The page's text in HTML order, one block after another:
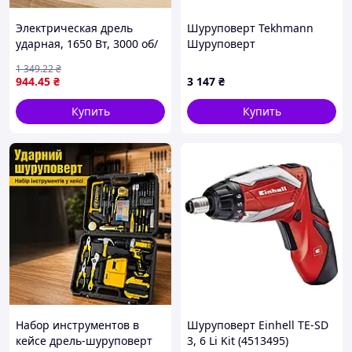
Электрическая дрель
ударная, 1650 Вт, 3000 об/
Электродрель /
Перфоратор / Ударная
дрель
944.45 ₴
1 349.22₴
Купить
Шуруповерт Tekhmann
Шуруповерт
TCD-35/i20 KIT (873398)
3 147 ₴
Купить
Набор инструментов в
кейсе дрель-шуруповерт
Шуруповерт Einhell TE-SD
3, 6 Li Kit (4513495)